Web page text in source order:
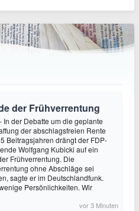
der Frühverrentung
In der Debatte um die geplante
der abschlagsfreien Rente
Beitragsjahren drängt der FDP-
Wolfgang Kubicki auf ein
Frühverrentung. Die
ohne Abschläge sei
sagte er im Deutschlandfunk.
Persönlichkeiten. Wir
vor 3 Minuten